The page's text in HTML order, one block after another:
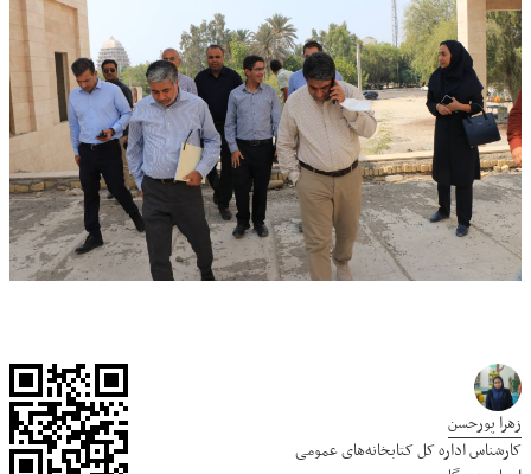
زهرا پورحسن
کارشناس اداره کل کتابخانه‌های عمومی